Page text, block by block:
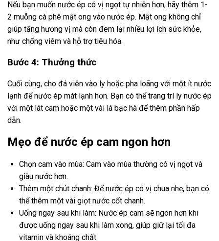
Nếu bạn muốn nước ép có vị ngọt tự nhiên hơn, hãy thêm 1-
2 muỗng cà phê mật ong vào nước ép. Mật ong không chỉ
giúp tăng hương vị mà còn đem lại nhiều lợi ích sức khỏe,
như chống viêm và hỗ trợ tiêu hóa.
Bước 4: Thưởng thức
Cuối cùng, cho đá viên vào ly hoặc pha loãng với một ít nước
lạnh để nước ép mát lạnh hơn. Bạn có thể trang trí ly nước ép
với một lát cam hoặc một vài lá bạc hà để thêm phần hấp
dẫn.
Mẹo để nước ép cam ngon hơn
Chọn cam vào mùa: Cam vào mùa thường có vị ngọt và
giàu nước hơn.
Thêm một chút chanh: Để nước ép có vị chua nhẹ, bạn có
thể thêm một vài giọt nước cốt chanh.
Uống ngay sau khi làm: Nước ép cam sẽ ngon hơn khi
được uống ngay sau khi làm xong, giúp giữ lại tối đa
vitamin và khoáng chất.